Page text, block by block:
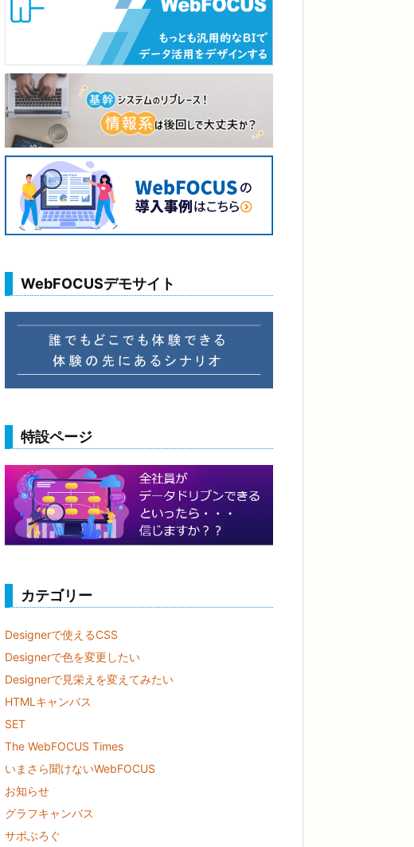
WebFOCUSデモサイト
特設ページ
カテゴリー
Designerで使えるCSS
Designerで色を変更したい
Designerで見栄えを変えてみたい
HTMLキャンバス
SET
The WebFOCUS Times
いまさら聞けないWebFOCUS
お知らせ
グラフキャンバス
サポぶろぐ